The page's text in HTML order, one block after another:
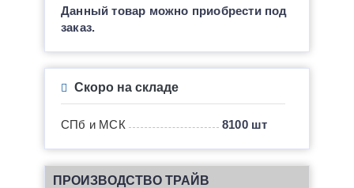
Данный товар можно приобрести под
заказ.
Скоро на складе
СПб и МСК 8100 шт
ПРОИЗВОДСТВО ТРАЙВ